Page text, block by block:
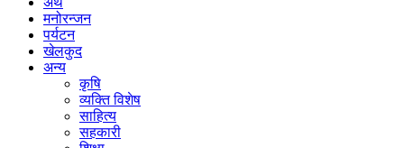
मनोरन्जन
पर्यटन
खेलकुद
अन्य
कृषि
व्यक्ति विशेष
साहित्य
सहकारी